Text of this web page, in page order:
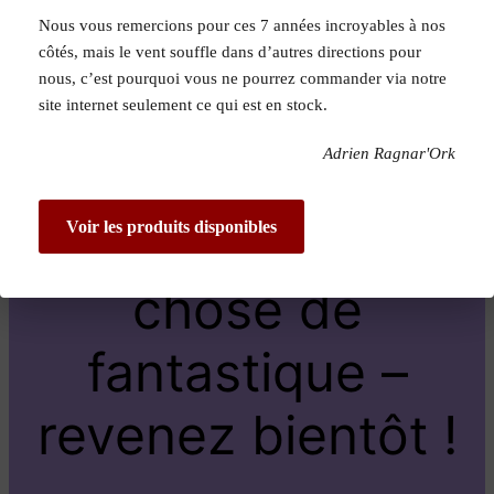
Pardon pour le
dérangement !
Nous travaillons
sur quelque
chose de
fantastique –
revenez bientôt !
Nous vous remercions pour ces 7 années incroyables à nos
côtés, mais le vent souffle dans d’autres directions pour
nous, c’est pourquoi vous ne pourrez commander via notre
site internet seulement ce qui est en stock.
Adrien Ragnar'Ork
Voir les produits disponibles